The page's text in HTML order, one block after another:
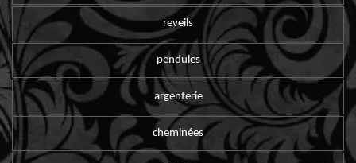
reveils
pendules
argenterie
cheminées